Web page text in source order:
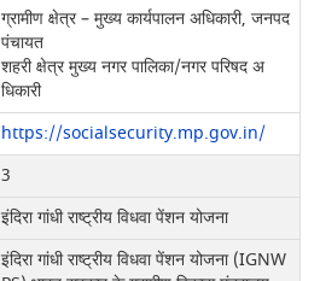
ग्रामीण क्षेत्र – मुख्य कार्यपालन अधिकारी, जनपद
पंचायत
शहरी क्षेत्र मुख्य नगर पालिका/नगर परिषद अ
धिकारी
https://socialsecurity.mp.gov.in/
3
इंदिरा गांधी राष्ट्रीय विधवा पेंशन योजना
इंदिरा गांधी राष्ट्रीय विधवा पेंशन योजना (IGNW